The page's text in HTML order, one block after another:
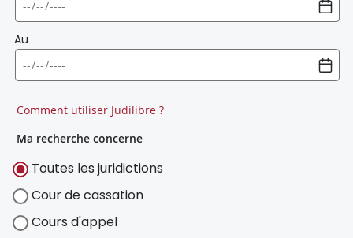
Au
Comment utiliser Judilibre ?
Ma recherche concerne
Toutes les juridictions
Cour de cassation
Cours d'appel